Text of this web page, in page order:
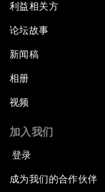
利益相关方
论坛故事
新闻稿
相册
视频
加入我们
登录
成为我们的合作伙伴